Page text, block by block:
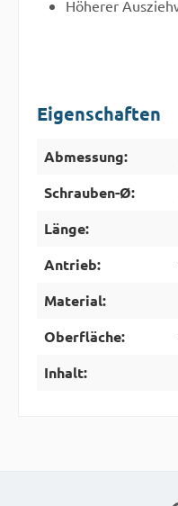
Höherer
Eigenschaften
Abmessung:
Schrauben-Ø:
Länge:
Antrieb:
Material:
Oberfläche:
Inhalt: